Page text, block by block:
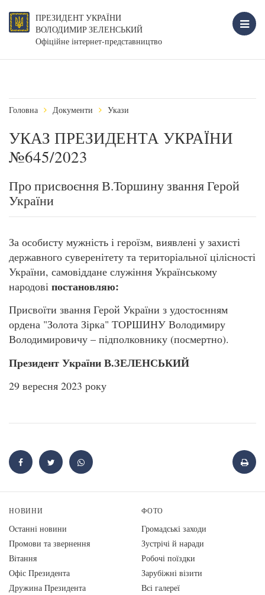
ПРЕЗИДЕНТ УКРАЇНИ
ВОЛОДИМИР ЗЕЛЕНСЬКИЙ
Офіційне інтернет-представництво
Головна Документи Укази
УКАЗ ПРЕЗИДЕНТА УКРАЇНИ
№645/2023
Про присвоєння В.Торшину звання Герой
України
За особисту мужність і героїзм, виявлені у захисті
державного суверенітету та територіальної цілісності
України, самовіддане служіння Українському
народові постановляю:
Присвоїти звання Герой України з удостоєнням
ордена "Золота Зірка" ТОРШИНУ Володимиру
Володимировичу – підполковнику (посмертно).
Президент України В.ЗЕЛЕНСЬКИЙ
29 вересня 2023 року
НОВИНИ
Останні новини
Промови та звернення
Вiтання
Офіс Президента
Дружина Президента
ФОТО
Громадські заходи
Зустрічі й наради
Робочі поїздки
Зарубіжні візити
Всі галереї